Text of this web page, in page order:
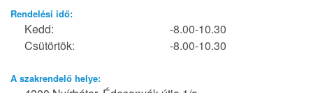
Rendelési idő:
Kedd:
-8.00-10.30
Csütörtök:
-8.00-10.30
A szakrendelő helye: